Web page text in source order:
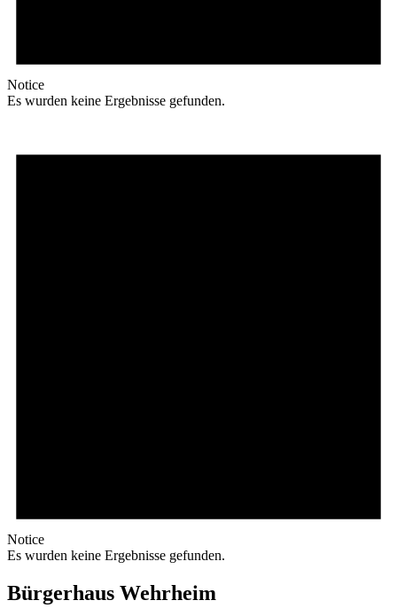
Notice
Es wurden keine Ergebnisse gefunden.
Notice
Es wurden keine Ergebnisse gefunden.
Bürgerhaus Wehrheim